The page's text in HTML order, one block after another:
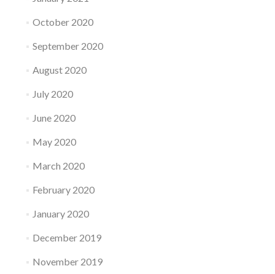
October 2020
September 2020
August 2020
July 2020
June 2020
May 2020
March 2020
February 2020
January 2020
December 2019
November 2019